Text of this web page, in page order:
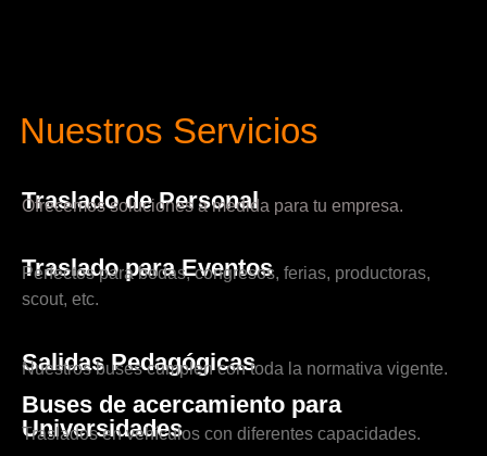
Nuestros Servicios
Traslado de Personal
Ofrecemos soluciones a medida para tu empresa.
Traslado para Eventos
Perfectos para bodas, congresos, ferias, productoras,
scout, etc.
Salidas Pedagógicas
Nuestros buses cumplen con toda la normativa vigente.
Buses de acercamiento para
Universidades
Traslados en vehículos con diferentes capacidades.